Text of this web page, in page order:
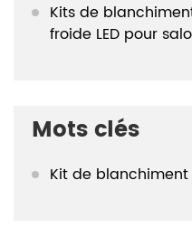
Kits de
froide LED pour
Mots clés
Kit de